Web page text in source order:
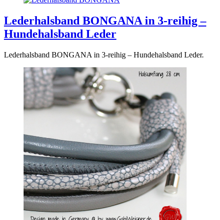
Lederhalsband BONGANA in 3-reihig –
Hundehalsband Leder
Lederhalsband BONGANA in 3-reihig – Hundehalsband Leder.